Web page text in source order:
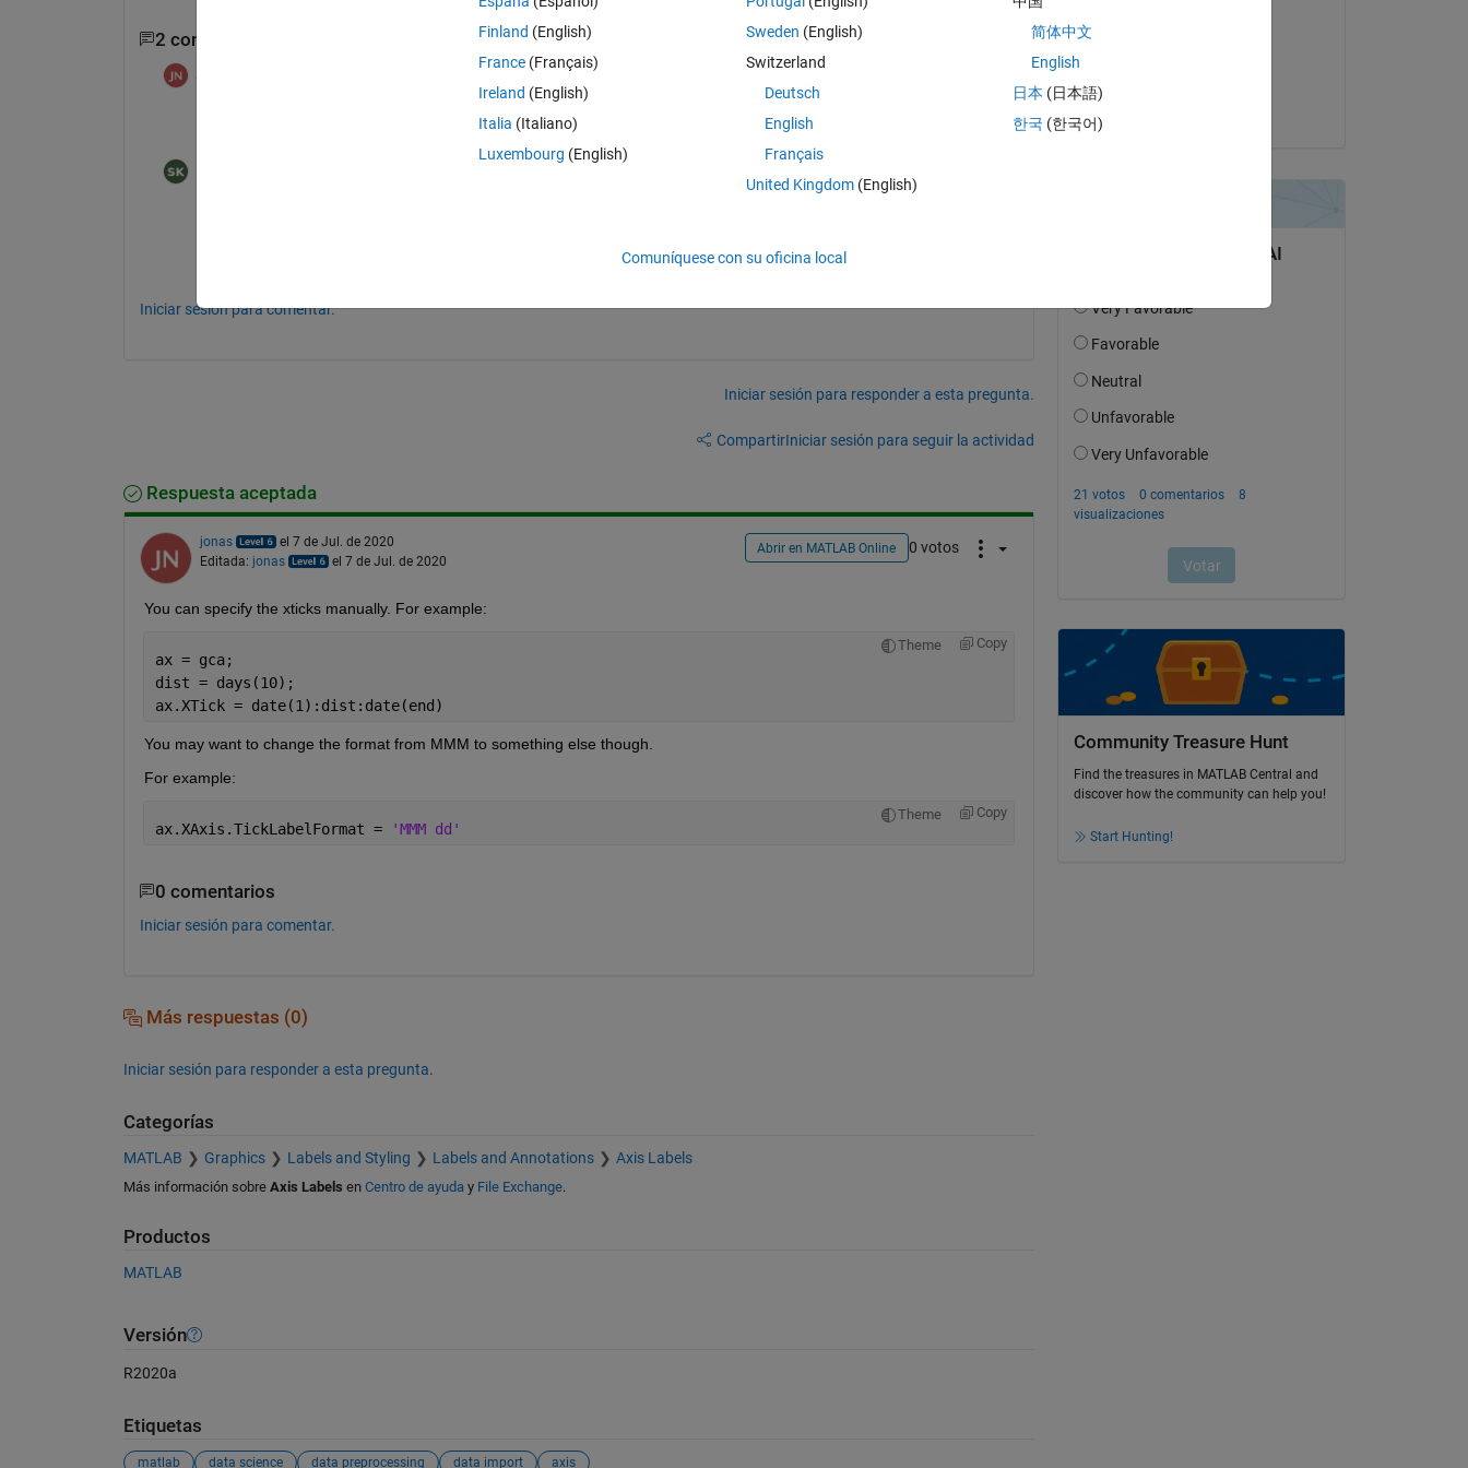
2 comentarios
what do you mean? Increase the number of ticks or their size?
Iniciar sesión para comentar.
Iniciar sesión para responder a esta pregunta.
CompartirIniciar sesión para seguir la actividad
Respuesta aceptada
jonas
el 7 de Jul. de 2020
Editada: jonas el 7 de Jul. de 2020
Abrir en MATLAB Online 0 votos
You can specify the xticks manually. For example:
Theme Copy
ax = gca;
dist = days(10);
ax.XTick = date(1):dist:date(end)
You may want to change the format from MMM to something else though.
For example:
Theme Copy
ax.XAxis.TickLabelFormat = 'MMM dd'
0 comentarios
Iniciar sesión para comentar.
Más respuestas (0)
Iniciar sesión para responder a esta pregunta.
Categorías
MATLAB Graphics Labels and Styling Labels and Annotations Axis Labels
Más información sobre Axis Labels en Centro de ayuda y File Exchange.
Productos
MATLAB
Versión
R2020a
Etiquetas
matlab data science data preprocessing data import axis
el 7 de Jul. de 2020
Aceptada:
Community Treasure Hunt
Find the treasures in MATLAB Central and
discover how the community can help you!
Start Hunting!
Finland (English)
France (Français)
Ireland (English)
Italia (Italiano)
Luxembourg (English)
Sweden (English)
Switzerland
Deutsch
English
Français
United Kingdom(English)
简体中文
English
日本 (日本語)
한국 (한국어)
Comuníquese con su oficina local